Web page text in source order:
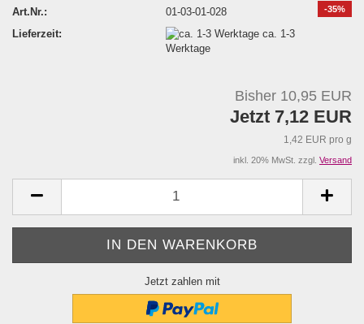
-35%
Art.Nr.:
01-03-01-028
Lieferzeit:
ca. 1-3
Werktage
Bisher 10,95 EUR
Jetzt 7,12 EUR
1,42 EUR pro g
inkl. 20% MwSt. zzgl. Versand
Jetzt zahlen mit